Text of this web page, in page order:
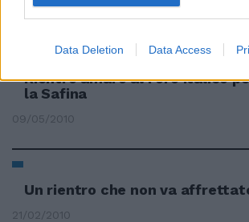
Data Deletion Data Access
16/05/2010
Rientro amaro al Foro Italico
la Safina
09/05/2010
Un rientro che non va
21/02/2010